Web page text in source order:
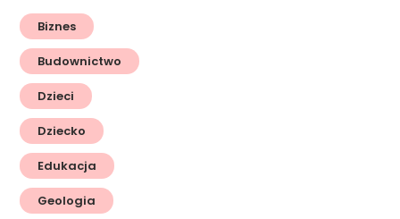
Biznes
Budownictwo
Dzieci
Dziecko
Edukacja
Geologia